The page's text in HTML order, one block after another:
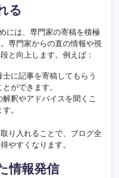
る
には、専門家の寄稿を積極
専門家からの直の情報や視
と向上します。例えば：
士に記事を寄稿してもらう
ができます。
解釈やアドバイスを聞くこ
。
り入れることで、ブログ全
やすくなります。
情報発信